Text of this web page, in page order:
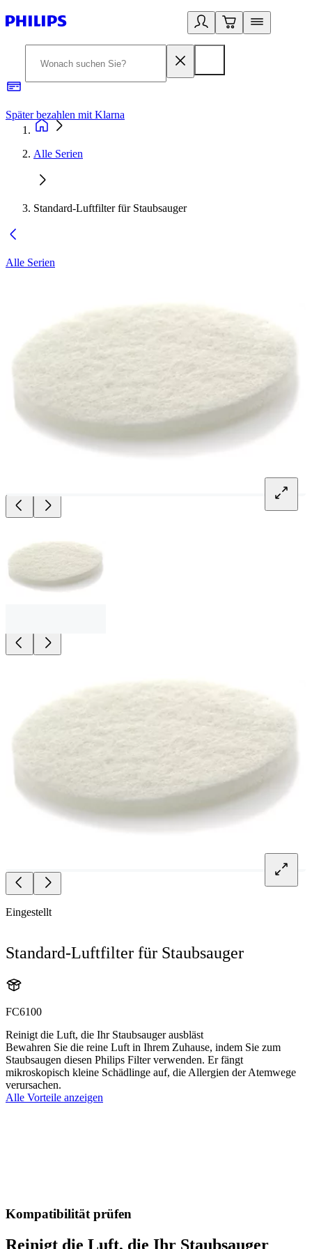
Später bezahlen mit Klarna
Alle Serien
Standard-Luftfilter für Staubsauger
Alle Serien
Eingestellt
Standard-Luftfilter für Staubsauger
FC6100
Reinigt die Luft, die Ihr Staubsauger ausbläst
Bewahren Sie die reine Luft in Ihrem Zuhause, indem Sie zum
Staubsaugen diesen Philips Filter verwenden. Er fängt
mikroskopisch kleine Schädlinge auf, die Allergien der Atemwege
verursachen.
Alle Vorteile anzeigen
Kompatibilität prüfen
Reinigt die Luft, die Ihr Staubsauger